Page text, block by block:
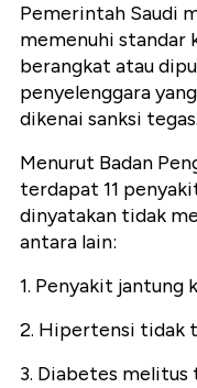
Pemerintah Saudi
memenuhi standar
berangkat atau
penyelenggara
dikenai sanksi tegas.
Menurut Badan
terdapat 11
dinyatakan tidak
antara lain:
1. Penyakit jantung
2. Hipertensi tidak
3. Diabetes